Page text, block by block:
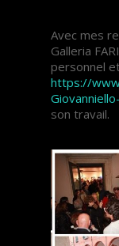
Avec mes
Galleria
personnel
https://
son travail.